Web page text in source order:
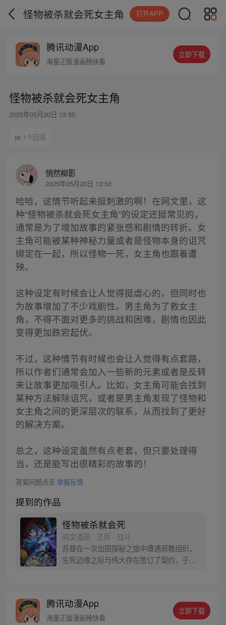
怪物被杀就会死女主角 打开APP
腾讯动漫App
海量正版漫画畅快看
立即下载
怪物被杀就会死女主角
2025年05月20日 13:50
1个回答
悄然柳影
2025年05月20日 13:50
哈哈，这情节听起来挺刺激的啊！在网文里，这
种“怪物被杀就会死女主角”的设定还挺常见的，
通常是为了增加故事的紧张感和剧情的转折。女
主角可能被某种神秘力量或者是怪物本身的诅咒
绑定在一起，所以怪物一死，女主角也跟着遭
殃。
这种设定有时候会让人觉得挺虐心的，但同时也
为故事增加了不少戏剧性。男主角为了救女主
角，不得不面对更多的挑战和困难，剧情也因此
变得更加跌宕起伏。
不过，这种情节有时候也会让人觉得有点套路，
所以作者们通常会加入一些新的元素或者是反转
来让故事更加吸引人。比如，女主角可能会找到
某种方法解除诅咒，或者是男主角发现了怪物和
女主角之间的更深层次的联系，从而找到了更好
的解决方案。
总之，这种设定虽然有点老套，但只要处理得
当，还是能写出很精彩的故事的！
答案问题点击 举报反馈
提到的作品
怪物被杀就会死
阅文漫画 · 灵异 · 战斗
苏昼在一次出国探秘之旅中遭遇邪教组织，
生死边缘之际与伟大存在签订了契约，于新
——“杀光这世间的恶，直至无人敢称恶！”
正如同那句人尽皆知的废话“人被杀，就会
腾讯动漫App
海量正版漫画畅快看
立即下载